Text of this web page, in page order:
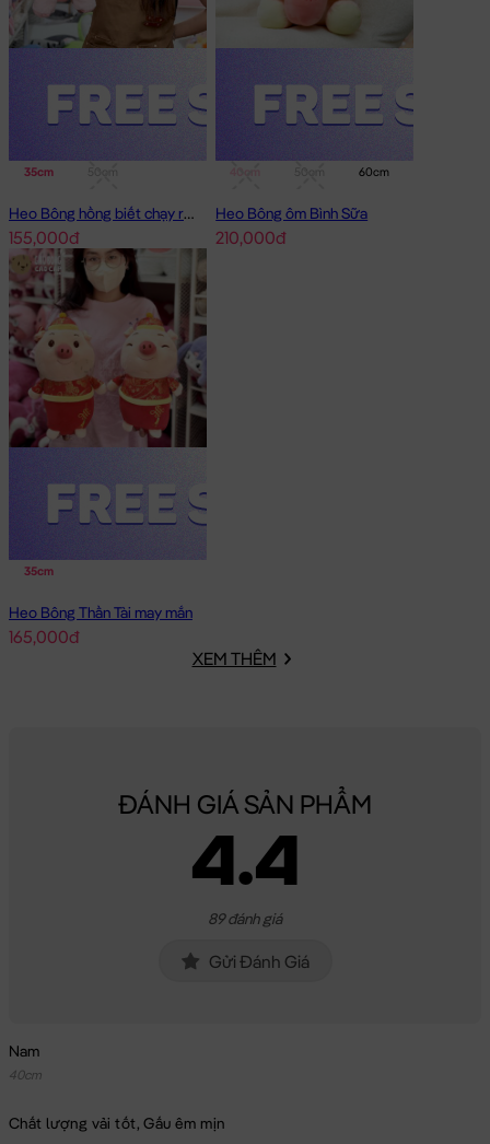
35cm
Heo Bông hồng biết chạy running
155,000đ
60cm
Heo Bông ôm Bình Sữa
210,000đ
35cm
Heo Bông Thần Tài may mắn
165,000đ
XEM THÊM
ĐÁNH GIÁ SẢN PHẨM
4.4
89 đánh giá
Gửi Đánh Giá
Nam
40cm
Chất lượng vải tốt, Gấu êm mịn